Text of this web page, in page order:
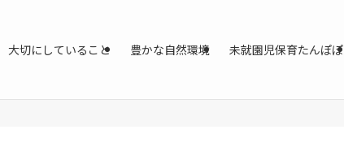
大切にしていること 豊かな自然環境 未就園児保育たんぽぽ